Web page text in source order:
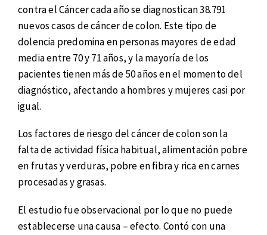
contra el Cáncer cada año se diagnostican 38.791
nuevos casos de cáncer de colon. Este tipo de
dolencia predomina en personas mayores de edad
media entre 70 y 71 años, y la mayoría de los
pacientes tienen más de 50 años en el momento del
diagnóstico, afectando a hombres y mujeres casi por
igual.
Los factores de riesgo del cáncer de colon son la
falta de actividad física habitual, alimentación pobre
en frutas y verduras, pobre en fibra y rica en carnes
procesadas y grasas.
El estudio fue observacional por lo que no puede
establecerse una causa – efecto. Contó con una